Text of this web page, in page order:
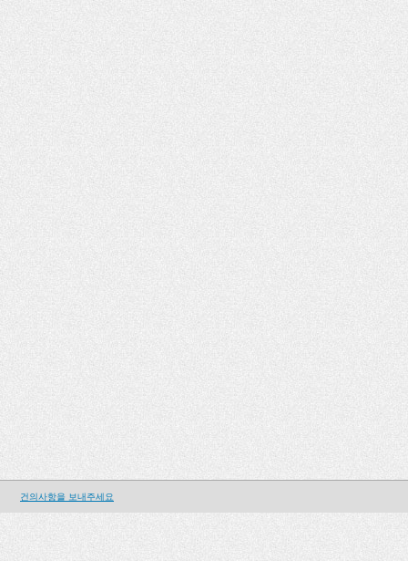
건의사항을 보내주세요